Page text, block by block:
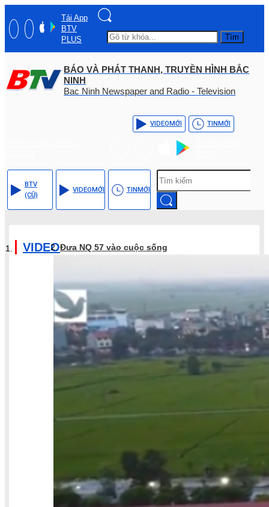
Tải App
BTV
PLUS
Tìm
BÁO VÀ PHÁT THANH, TRUYỀN HÌNH BẮC
NINH
Bac Ninh Newspaper and Radio - Television
VIDEOMỚI TINMỚI
BTV
(CŨ)
VIDEOMỚI TINMỚI
VIDEOĐưa NQ 57 vào cuộc sống